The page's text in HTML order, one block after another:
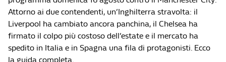
Attorno ai due contendenti, un’Inghilterra stravolta: il
Liverpool ha cambiato ancora panchina, il Chelsea ha
firmato il colpo più costoso dell’estate e il mercato ha
spedito in Italia e in Spagna una fila di protagonisti. Ecco
la guida completa.